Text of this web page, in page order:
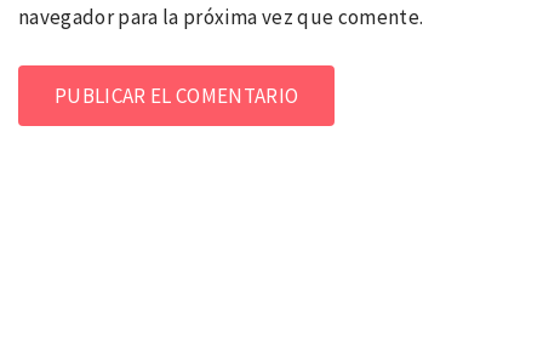
navegador para la próxima vez que comente.